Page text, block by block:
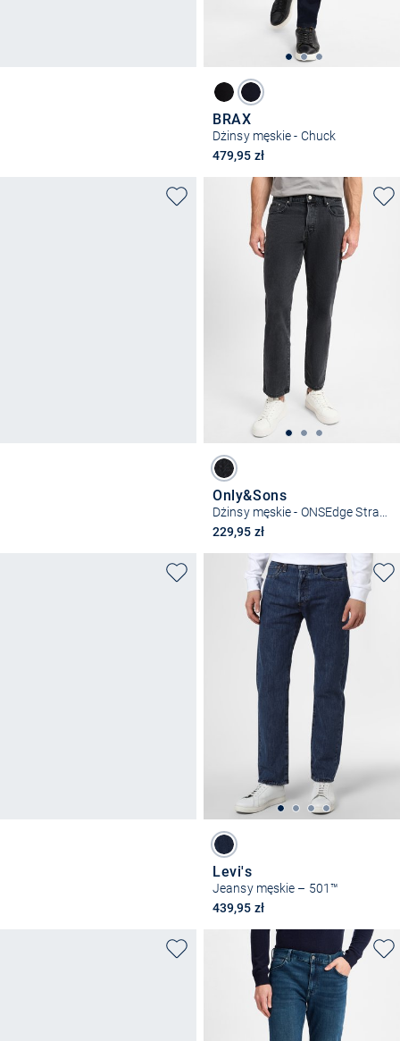
BRAX
Dżinsy męskie - Chuck
479,95 zł
Only&Sons
229,95 zł
Levi's
Jeansy męskie – 501™
439,95 zł